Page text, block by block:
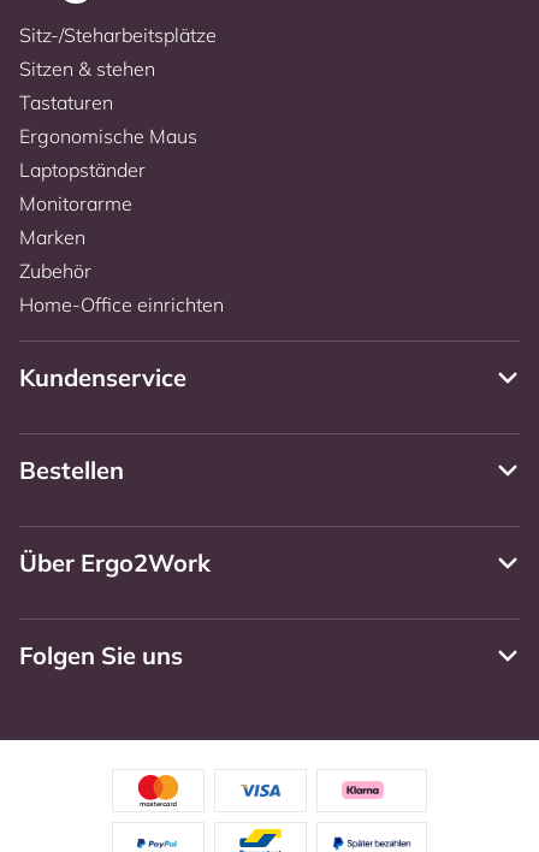
Sitz-/Steharbeitsplätze
Sitzen & stehen
Tastaturen
Ergonomische Maus
Laptopständer
Monitorarme
Marken
Zubehör
Home-Office einrichten
Kundenservice
Bestellen
Über Ergo2Work
Folgen Sie uns